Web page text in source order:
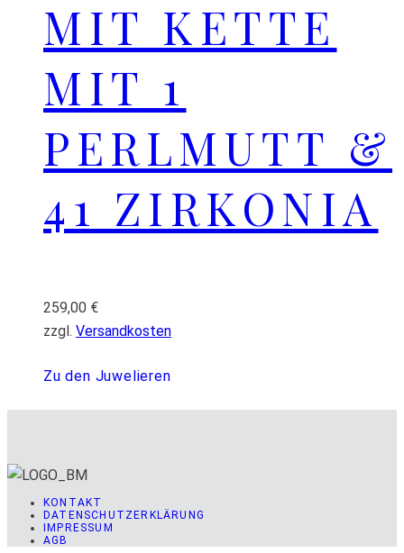
MIT KETTE
MIT 1
PERLMUTT &
41 ZIRKONIA
259,00 €
zzgl. Versandkosten
Zu den Juwelieren
KONTAKT
DATENSCHUTZERKLÄRUNG
IMPRESSUM
AGB